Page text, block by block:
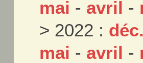
mai - avril -
> 2022 : déc.
mai - avril -